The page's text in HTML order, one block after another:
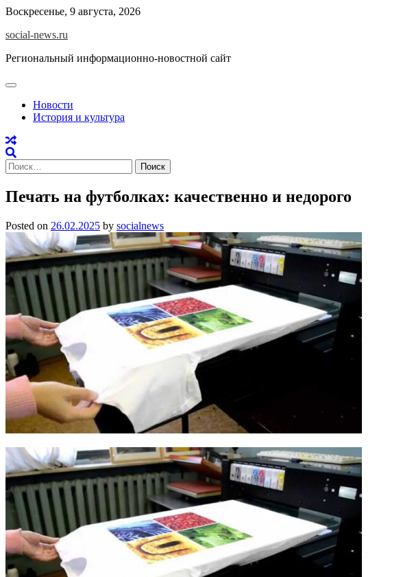
Skip
content
Воскресенье, 9 августа, 2026
social-news.ru
Региональный информационно-новостной сайт
Новости
История и культура
Найти:
Печать на футболках: качественно и недорого
Posted on 26.02.2025 by socialnews